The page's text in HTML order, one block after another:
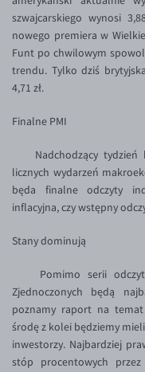
Inne pary walutowe
AUD/PLN
BGN/PLN
CNY/PLN
HUF/PLN
ILS/PLN
NZD/PLN
RON/PLN
SGD/PLN
TRY/PLN
ZAR/PLN
Aplikacja mobilna
Bezpieczeństwo
Pomoc
FAQ
Wymiana walut
Banki i przelewy
Słowniczek
Poradnik
KONTAKT
Kontakt
Dla mediów
PL
szwajcarskiego wynosi
nowego premiera w
Funt po chwilowym
trendu. Tylko dziś
4,71 zł.
Finalne PMI
Nadchodzący tydzień
licznych wydarzeń
będa finalne odczyty
inflacyjna, czy wstępny
Stany dominują
Pomimo serii
Zjednoczonych będą
poznamy raport na
środę z kolei będziemy
inwestorzy. Najbardziej
stóp procentowych